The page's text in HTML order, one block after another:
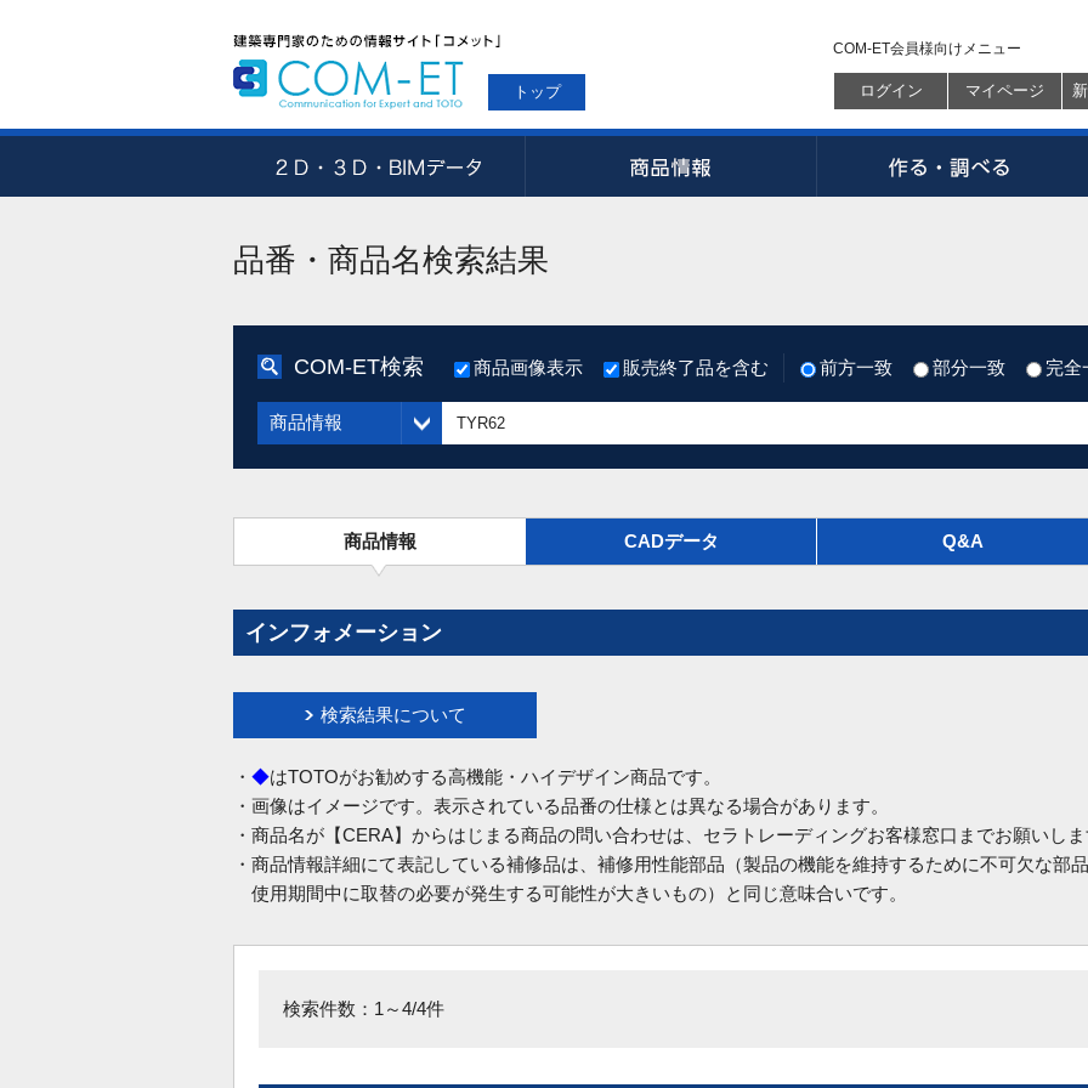
トップ
COM-ET会員様向けメニュー
ログイン マイページ
品番・商品名検索結果
COM-ET検索 商品画像表示 販売終了品を含む 前方一致 部分一致 完全
商品情報
商品情報 CADデータ Q&A
インフォメーション
検索結果について
・ ◆はTOTOがお勧めする高機能・ハイデザイン商品です。
・画像はイメージです。表示されている品番の仕様とは異なる場合があります。
・商品名が【CERA】からはじまる商品の問い合わせは、セラトレーディングお客様窓口までお願いしま
・商品情報詳細にて表記している補修品は、補修用性能部品（製品の機能を維持するために不可欠な部品
使用期間中に取替の必要が発生する可能性が大きいもの）と同じ意味合いです。
検索件数：1～4/4件